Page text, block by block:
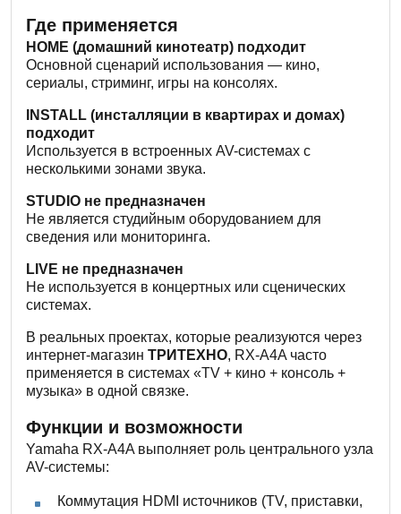
Где применяется
HOME (домашний кинотеатр) подходит
Основной сценарий использования — кино,
сериалы, стриминг, игры на консолях.
INSTALL (инсталляции в квартирах и домах)
подходит
Используется в встроенных AV-системах с
несколькими зонами звука.
STUDIO не предназначен
Не является студийным оборудованием для
сведения или мониторинга.
LIVE не предназначен
Не используется в концертных или сценических
системах.
В реальных проектах, которые реализуются через
интернет-магазин ТРИТЕХНО, RX-A4A часто
применяется в системах «TV + кино + консоль +
музыка» в одной связке.
Функции и возможности
Yamaha RX-A4A выполняет роль центрального узла
AV-системы:
Коммутация HDMI источников (TV, приставки,